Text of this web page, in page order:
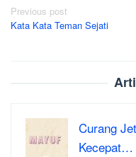
Post
navigation
Previous post
Kata Kata Teman Sejati
Curang
Kecepat…